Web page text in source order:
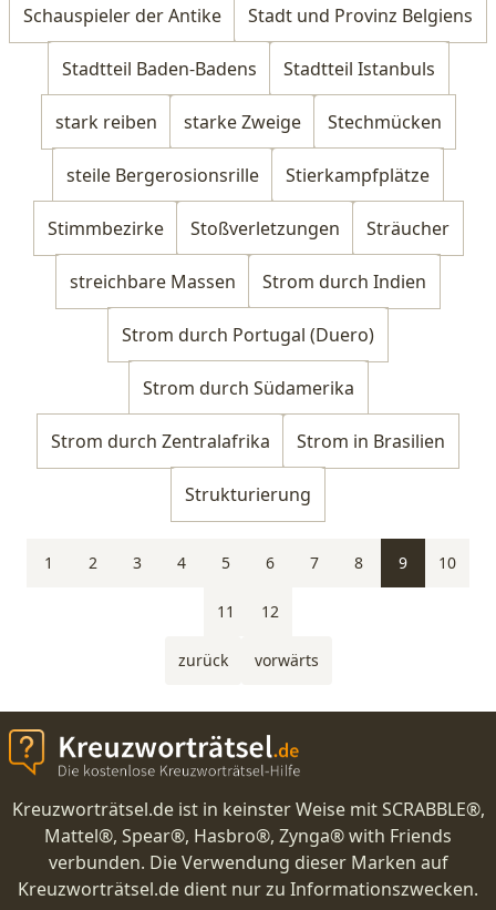
Schauspieler der Antike Stadt und Provinz Belgiens
Stadtteil Baden-Badens Stadtteil Istanbuls
stark reiben starke Zweige Stechmücken
steile Bergerosionsrille Stierkampfplätze
Stimmbezirke Stoßverletzungen Sträucher
streichbare Massen Strom durch Indien
Strom durch Portugal (Duero)
Strom durch Südamerika
Strom durch Zentralafrika Strom in Brasilien
Strukturierung
1 2 3 4 5 6 7 8 9 10
11 12
zurück vorwärts
Kreuzworträtsel.de ist in keinster Weise mit SCRABBLE®,
Mattel®, Spear®, Hasbro®, Zynga® with Friends
verbunden. Die Verwendung dieser Marken auf
Kreuzworträtsel.de dient nur zu Informationszwecken.